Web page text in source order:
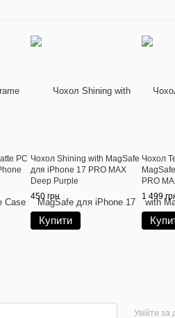
PC Чохол Shining with MagSafe
для iPhone 17 PRO MAX
Deep Purple
450 грн
Купити
Чохол
PRO
1 499
Увійти за